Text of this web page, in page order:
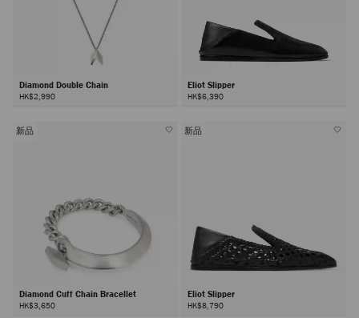
Diamond Double Chain
HK$2,990
Eliot Slipper
HK$6,390
新品
Diamond Cuff Chain Bracellet
HK$3,650
新品
Eliot Slipper
HK$8,790